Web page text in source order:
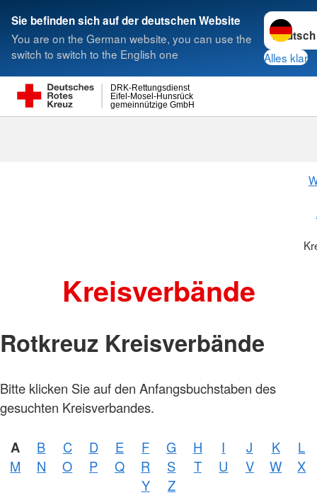
Sie befinden sich auf der deutschen Website
You are on the German website, you can use the
switch to switch to the English one
Sprache
Alles klar
gemeinnützige GmbH
Eifel-Mosel-Hunsrück
DRK-Rettungsdienst
Suche
Kreisverbände
Rotkreuz Kreisverbände
Bitte klicken Sie auf den Anfangsbuchstaben des
gesuchten Kreisverbandes.
A B C D E F G H I J K
L
M
N O P Q R S T U V W
X
Y
Z